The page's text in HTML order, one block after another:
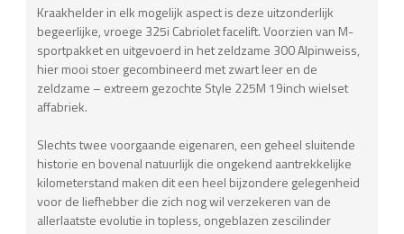
Kraakhelder in elk mogelijk aspect is deze uitzonderlijk
begeerlijke, vroege 325i Cabriolet facelift. Voorzien van M-
sportpakket en uitgevoerd in het zeldzame 300 Alpinweiss,
hier mooi stoer gecombineerd met zwart leer en de
zeldzame – extreem gezochte Style 225M 19inch wielset
affabriek.
Slechts twee voorgaande eigenaren, een geheel sluitende
historie en bovenal natuurlijk die ongekend aantrekkelijke
kilometerstand maken dit een heel bijzondere gelegenheid
voor de liefhebber die zich nog wil verzekeren van de
allerlaatste evolutie in topless, ongeblazen zescilinder